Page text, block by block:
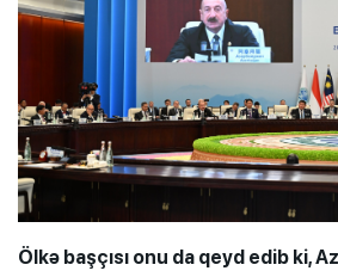
Ölkə başçısı onu da qeyd edib ki,